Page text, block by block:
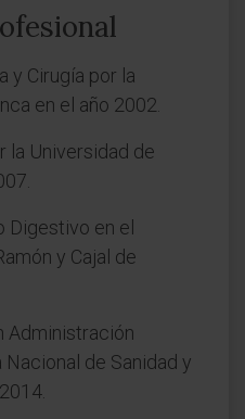
y Cirugía por la
en el año 2002.
la Universidad de
Digestivo en el
y Cajal de
Administración
de Sanidad y